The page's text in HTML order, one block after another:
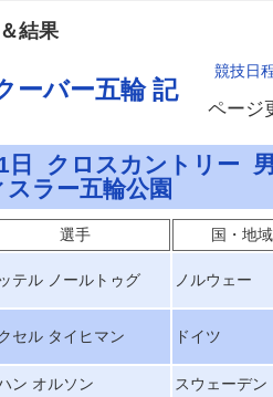
結果
ーバー五輪 記
競技日
ページ
日 クロスカントリー
ラー五輪公園
選手 国・地域
テル ノールトゥグ ノルウェー
セル タイヒマン ドイツ
ン オルソン スウェーデン